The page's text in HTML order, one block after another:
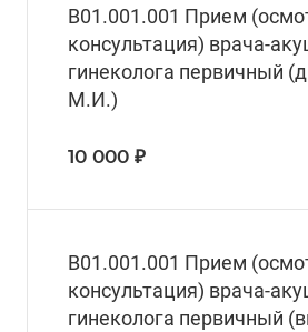
В01.001.001 Прием
консультация) врача-
гинеколога первичный
М.И.)
10 000 ₽
В01.001.001 Прием
консультация) врача-
гинеколога первичный